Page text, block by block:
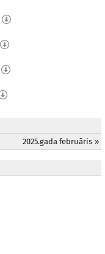
2025.gada februāris »